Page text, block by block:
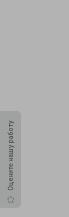
Оцените нашу работу